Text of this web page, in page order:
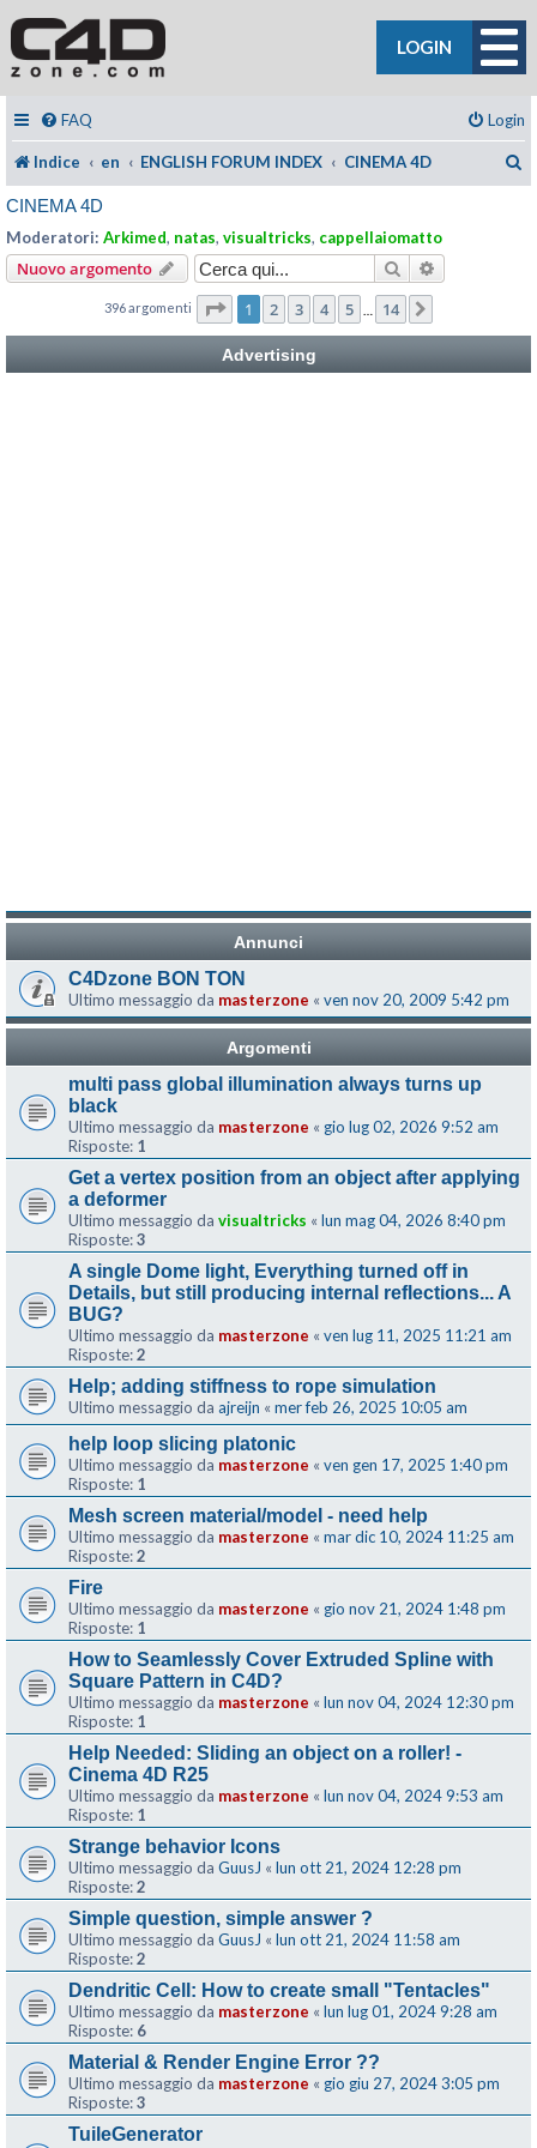
LOGIN
FAQ Login
Indice en ENGLISH FORUM INDEX CINEMA 4D
CINEMA 4D
Moderatori: Arkimed, natas, visualtricks, cappellaiomatto
Nuovo argomento Cerca
396 argomenti Pagina di 14
1 2 3 4 5 14
Advertising
Annunci
C4Dzone BON TON
Ultimo messaggio da masterzone « ven nov 20, 2009 5:42 pm
Argomenti
multi pass global illumination always turns up
black
Ultimo messaggio da masterzone « gio lug 02, 2026 9:52 am
Risposte: 1
Get a vertex position from an object after applying
a deformer
Ultimo messaggio da visualtricks « lun mag 04, 2026 8:40 pm
Risposte:3
A single Dome light, Everything turned off in
Details, but still producing internal reflections... A
BUG?
Ultimo messaggio da masterzone « ven lug 11, 2025 11:21 am
Risposte:2
Help; adding stiffness to rope simulation
Ultimo messaggio da ajreijn « mer feb 26, 2025 10:05 am
help loop slicing platonic
Ultimo messaggio da masterzone « ven gen 17, 2025 1:40 pm
Risposte: 1
Mesh screen material/model - need help
Ultimo messaggio da masterzone « mar dic 10, 2024 11:25 am
Risposte:2
Fire
Ultimo messaggio da masterzone « gio nov 21, 2024 1:48 pm
Risposte: 1
How to Seamlessly Cover Extruded Spline with
Square Pattern in C4D?
Ultimo messaggio da masterzone « lun nov 04, 2024 12:30 pm
Risposte: 1
Help Needed: Sliding an object on a roller! -
Cinema 4D R25
Ultimo messaggio da masterzone « lun nov 04, 2024 9:53 am
Risposte: 1
Strange behavior Icons
Ultimo messaggio da GuusJ « lun ott 21, 2024 12:28 pm
Risposte:2
Simple question, simple answer ?
Ultimo messaggio da GuusJ « lun ott 21, 2024 11:58 am
Risposte:2
Dendritic Cell: How to create small "Tentacles"
Ultimo messaggio da masterzone « lun lug 01, 2024 9:28 am
Risposte: 6
Material & Render Engine Error ??
Ultimo messaggio da masterzone « gio giu 27, 2024 3:05 pm
Risposte:3
TuileGenerator